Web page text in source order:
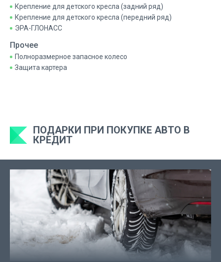
Крепление для детского кресла (задний ряд)
Крепление для детского кресла (передний ряд)
ЭРА-ГЛОНАСС
Прочее
Полноразмерное запасное колесо
Защита картера
ПОДАРКИ ПРИ ПОКУПКЕ АВТО В
КРЕДИТ